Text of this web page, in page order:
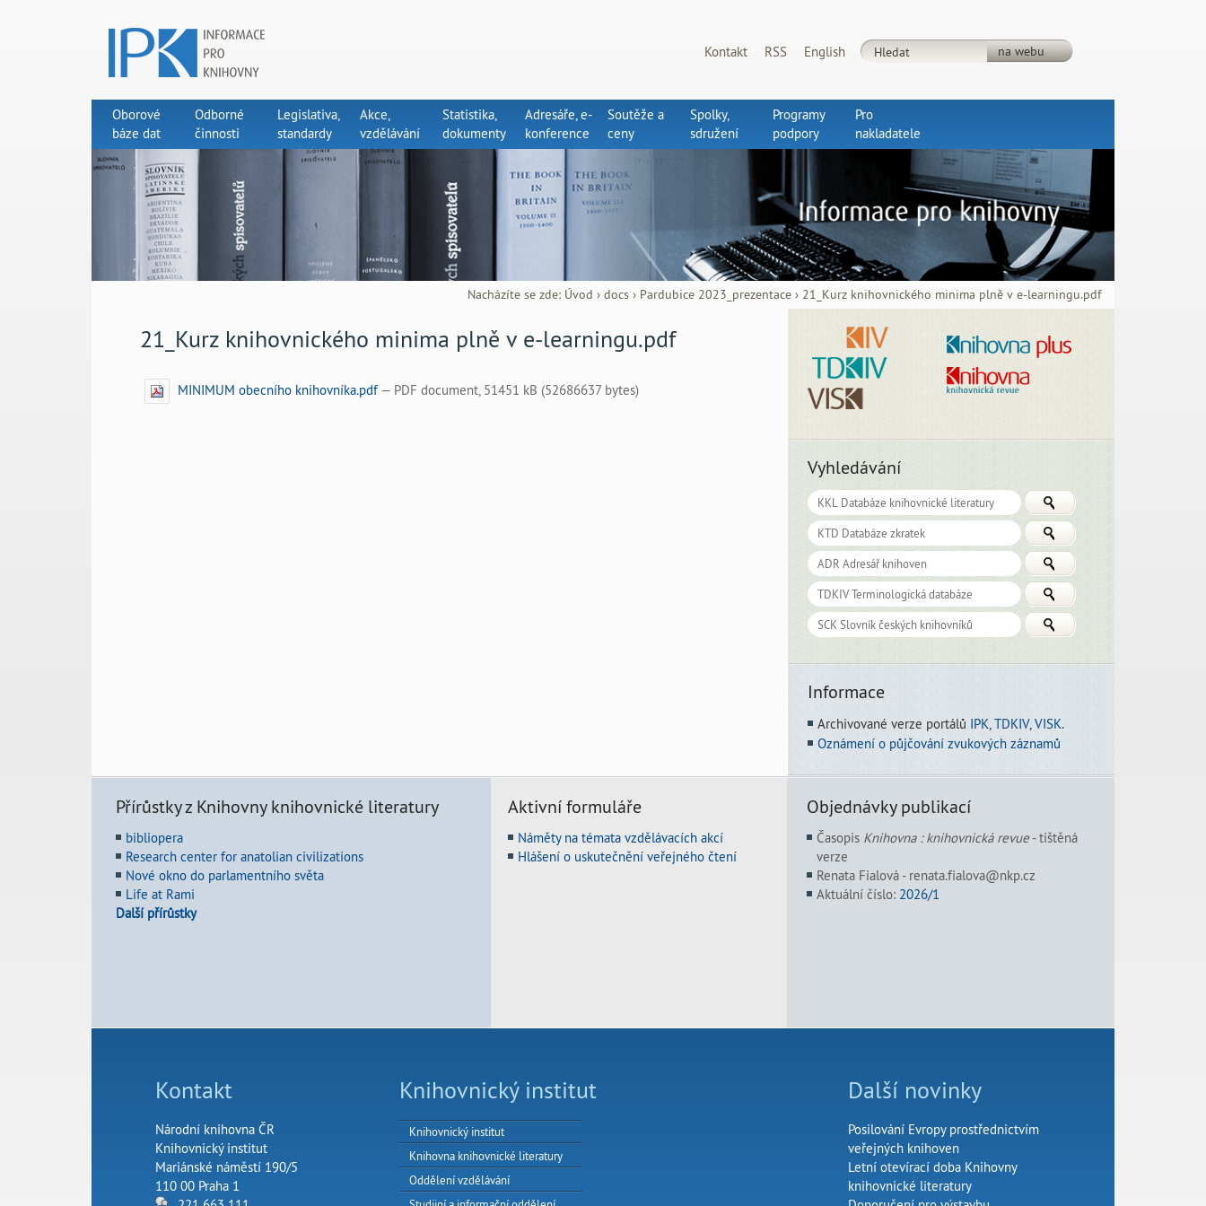
Kontakt RSS English
Oborové
báze dat
Odborné
činnosti
Legislativa,
standardy
Akce,
vzdělávání
Statistika,
dokumenty
Adresáře, e-
konference
Soutěže a
ceny
Spolky,
sdružení
Programy
podpory
Pro
nakladatele
Nacházíte se zde: Úvod ›docs › Pardubice 2023_prezentace › 21_Kurz knihovnického minima plně v e-learningu.pdf
21_Kurz knihovnického minima plně v e-learningu.pdf
MINIMUM obecního knihovníka.pdf— PDF document, 51451 kB (52686637 bytes)
Vyhledávání
Informace
Archivované verze portálů IPK,TDKIV,VISK.
Oznámení o půjčování zvukových záznamů
Přírůstky z Knihovny knihovnické literatury
bibliopera
Research center for anatolian civilizations
Nové okno do parlamentního světa
Life at Rami
Další přírůstky
Aktivní formuláře
Náměty na témata vzdělávacích akcí
Hlášení o uskutečnění veřejného čtení
Objednávky publikací
Časopis Knihovna : knihovnická revue- tištěná
verze
Renata Fialová - renata.fialova@nkp.cz
Aktuální číslo: 2026/1
Kontakt
Národní knihovna ČR
Knihovnický institut
Mariánské náměstí 190/5
110 00 Praha 1
Knihovnický institut
Knihovnický institut
Knihovna knihovnické literatury
Oddělení vzdělávání
Další novinky
Posilování Evropy prostřednictvím
veřejných knihoven
Letní otevírací doba Knihovny
knihovnické literatury